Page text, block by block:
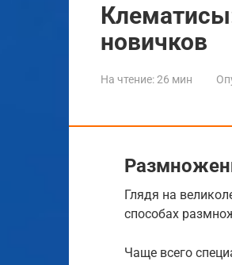
новичков
На чтение:26 мин
Глядя на
способах
Чаще всего